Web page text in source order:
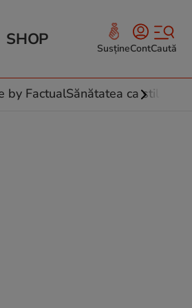
SHOP SusțineContCaută
by FactualSănătatea ca stil de